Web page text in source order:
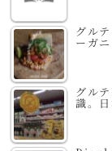
グル
ーガ
グル
識。